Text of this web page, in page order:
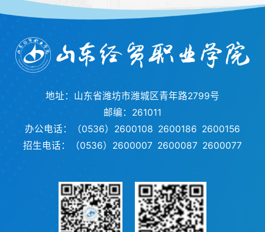
地址：山东省潍坊市潍城区青年路2799号
邮编：261011
办公电话：（0536）2600108 2600186 2600156
招生电话：（0536）2600007 2600087 2600077